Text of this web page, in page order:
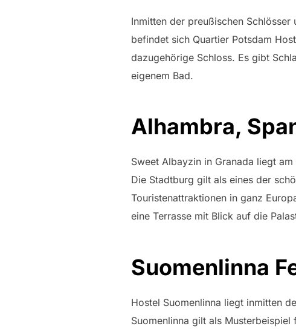
Inmitten der preußischen
befindet sich Quartier Potsdam
dazugehörige Schloss. Es gibt
eigenem Bad.
Alhambra,
Sweet Albayzin in Granada liegt
Die Stadtburg gilt als eines der
Touristenattraktionen in ganz
eine Terrasse mit Blick auf die
Suomenlinna
Hostel Suomenlinna liegt inmitten
Suomenlinna gilt als